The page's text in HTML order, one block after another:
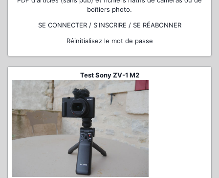
boîtiers photo.
SE CONNECTER / S'INSCRIRE / SE RÉABONNER
Réinitialisez le mot de passe
Test Sony ZV-1 M2